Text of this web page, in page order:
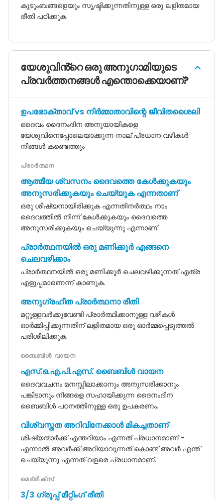
കുടുംബങ്ങളെയും സൃഷ്ടിക്കുന്നതിനുള്ള ഒരു ലളിതമായ
രീതി പഠിക്കുക.
യേശുവിൻ്റെ ഒരു അനുഗാമിയുടെ
പ്രവർത്തനങ്ങൾ എന്തൊക്കെയാണ്?
ഉപഭോക്താവ് vs നിർമ്മാതാവിന്റെ ജീവിതശൈലി
ദൈവം ദൈനംദിന അനുയായികളെ
യേശുവിനെപ്പോലെയാക്കുന്ന നാല് പ്രധാന വഴികൾ
നിങ്ങൾ കണ്ടെത്തും
പ്രാർത്ഥന
ആത്മീയ ശ്വസനം ദൈവത്തെ കേൾക്കുകയും
അനുസരിക്കുകയും ചെയ്യുക എന്നതാണ്
ഒരു ശിഷ്യനായിരിക്കുക എന്നതിനർത്ഥം നാം
ദൈവത്തിൽ നിന്ന് കേൾക്കുകയും ദൈവത്തെ
അനുസരിക്കുകയും ചെയ്യുന്നു എന്നാണ്.
പ്രാർത്ഥനയിൽ ഒരു മണിക്കൂർ എങ്ങനെ
ചെലവഴിക്കാം
പ്രാർത്ഥനയിൽ ഒരു മണിക്കൂർ ചെലവഴിക്കുന്നത് എത്ര
എളുപ്പമാണെന്ന് കാണുക.
അനുഗ്രഹീത പ്രാർത്ഥനാ രീതി
മറ്റുള്ളവർക്കുവേണ്ടി പ്രാർത്ഥിക്കാനുള്ള വഴികൾ
ഓർമ്മിപ്പിക്കുന്നതിന് ലളിതമായ ഒരു ഓർമ്മപ്പെടുത്തൽ
പരിശീലിക്കുക.
ബൈബിൾ വായന
എസ്.ഒ.എ.പി.എസ്. ബൈബിൾ വായന
ദൈവവചനം മനസ്സിലാക്കാനും അനുസരിക്കാനും
പങ്കിടാനും നിങ്ങളെ സഹായിക്കുന്ന ദൈനംദിന
ബൈബിൾ പഠനത്തിനുള്ള ഒരു ഉപകരണം.
വിശ്വസ്തത അറിവിനേക്കാൾ മികച്ചതാണ്
ശിഷ്യന്മാർക്ക് എന്തറിയാം എന്നത് പ്രധാനമാണ് -
എന്നാൽ അവർക്ക് അറിയാവുന്നത് കൊണ്ട് അവർ എന്ത്
ചെയ്യുന്നു എന്നത് വളരെ പ്രധാനമാണ്.
മെട്രിക്സ്
3/3 ഗ്രൂപ്പ് മീറ്റിംഗ് രീതി